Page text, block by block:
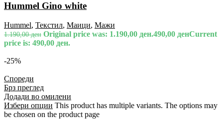
Hummel Gino white
Hummel, Текстил, Маици, Мажи
1.190,00ден Original price was: 1.190,00 ден.490,00 денCurrent
price is: 490,00 ден.
-25%
Спореди
Брз преглед
Додади во омилени
Избери опции This product has multiple variants. The options may
be chosen on the product page